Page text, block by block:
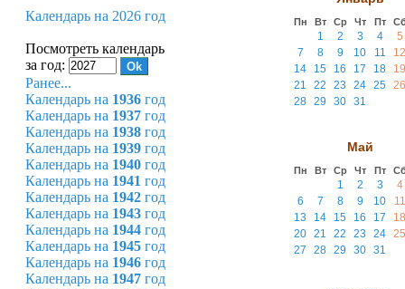
Пн Вт Ср Чт Пт
1 2 3 4
5
7
8 9 10 11
12
14
15 16 17 18
19
21
22 23 24 25
26
28 29 30 31
Май
Пн Вт Ср Чт Пт
1 2 3
4
6
7 8 9 10
11
13
14 15 16 17
18
20 21 22 23 24 25
27
28 29 30 31
Календарь на 2026 год
Посмотреть календарь
за год:
Ранее...
Календарь на 1936 год
Календарь на 1937 год
Календарь на 1938 год
Календарь на 1939 год
Календарь на 1940 год
Календарь на 1941 год
Календарь на 1942 год
Календарь на 1943 год
Календарь на 1944 год
Календарь на 1945 год
Календарь на 1946 год
Календарь на 1947 год